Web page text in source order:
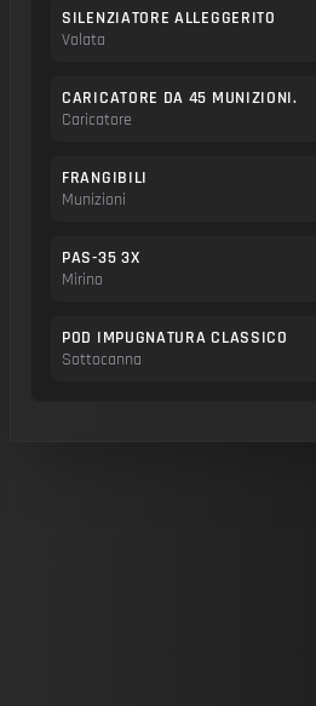
SILENZIATORE ALLEGGERITO
Volata
CARICATORE DA 45 MUNIZIONI.
Caricatore
FRANGIBILI
Munizioni
PAS-35 3X
Mirino
POD IMPUGNATURA CLASSICO
Sottocanna